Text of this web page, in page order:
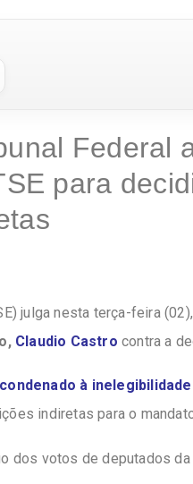
Federal
para
julga nesta terça-feira
Claudio Castro contra a
condenado à
indiretas para o
dos votos de deputados